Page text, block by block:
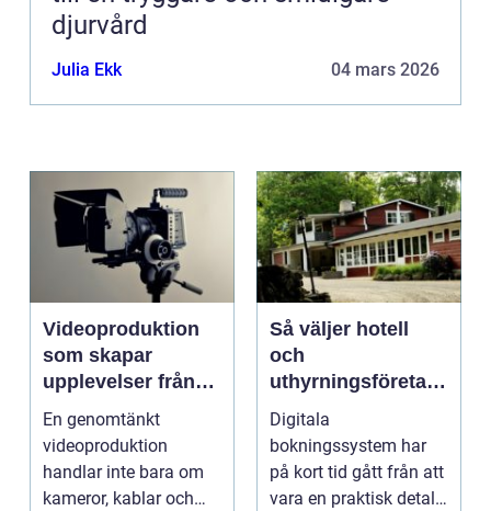
djurvård
Julia Ekk 04 mars 2026
Videoproduktion
som skapar
upplevelser från
idé till färdig
sändning
En genomtänkt
videoproduktion
handlar inte bara om
kameror, kablar och
Så väljer hotell
och
uthyrningsföretag
rätt
bokningssystem
Digitala
bokningssystem har
på kort tid gått från att
vara en praktisk detalj